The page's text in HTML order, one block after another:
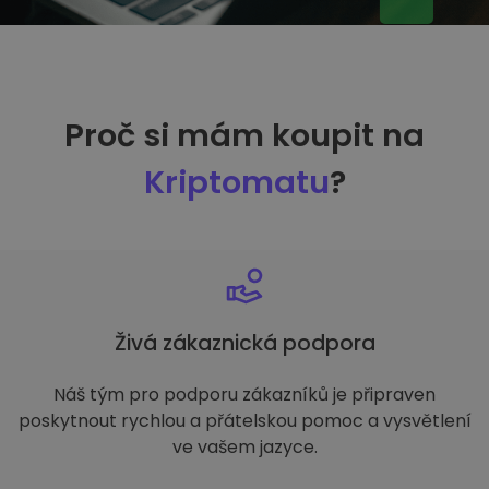
Proč si mám koupit na
Kriptomatu?
Živá zákaznická podpora
Náš tým pro podporu zákazníků je připraven
poskytnout rychlou a přátelskou pomoc a vysvětlení
ve vašem jazyce.